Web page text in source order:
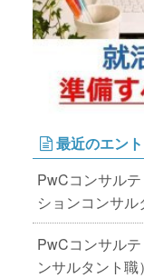
最近のエン
PwCコンサル
ションコンサ
PwCコンサル
ンサルタント職